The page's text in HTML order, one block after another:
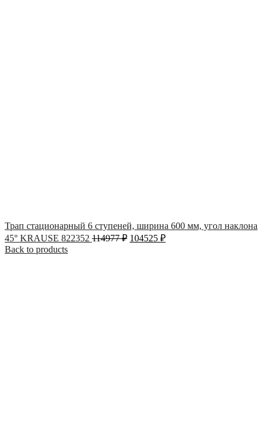
Трап стационарный 6 ступеней, ширина 600 мм, угол наклона
45° KRAUSE 822352 114977₽ 104525 ₽
Back to products